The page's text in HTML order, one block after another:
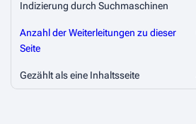
Indizierung durch Suchmaschinen
Anzahl der Weiterleitungen zu dieser
Seite
Gezählt als eine Inhaltsseite